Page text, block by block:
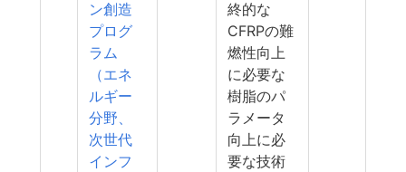
ン創造
プログ
ラム
（エネ
ルギー
分野、
次世代
インフ
終的な
CFRPの難
燃性向上
に必要な
樹脂のパ
ラメータ
向上に必
要な技術